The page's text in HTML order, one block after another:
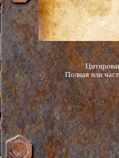
Полная или